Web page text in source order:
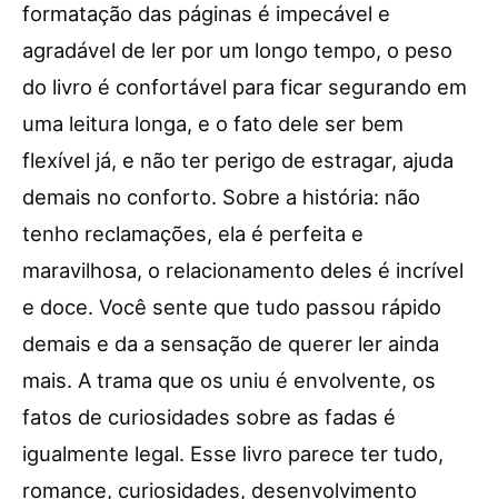
formatação das páginas é impecável e
agradável de ler por um longo tempo, o peso
do livro é confortável para ficar segurando em
uma leitura longa, e o fato dele ser bem
flexível já, e não ter perigo de estragar, ajuda
demais no conforto. Sobre a história: não
tenho reclamações, ela é perfeita e
maravilhosa, o relacionamento deles é incrível
e doce. Você sente que tudo passou rápido
demais e da a sensação de querer ler ainda
mais. A trama que os uniu é envolvente, os
fatos de curiosidades sobre as fadas é
igualmente legal. Esse livro parece ter tudo,
romance, curiosidades, desenvolvimento